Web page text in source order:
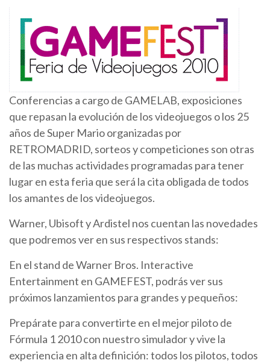
Conferencias a cargo de GAMELAB, exposiciones
que repasan la evolución de los videojuegos o los 25
años de Super Mario organizadas por
RETROMADRID, sorteos y competiciones son otras
de las muchas actividades programadas para tener
lugar en esta feria que será la cita obligada de todos
los amantes de los videojuegos.
Warner, Ubisoft y Ardistel nos cuentan las novedades
que podremos ver en sus respectivos stands:
En el stand de Warner Bros. Interactive
Entertainment en GAMEFEST, podrás ver sus
próximos lanzamientos para grandes y pequeños:
Prepárate para convertirte en el mejor piloto de
Fórmula 1 2010 con nuestro simulador y vive la
experiencia en alta definición: todos los pilotos, todos